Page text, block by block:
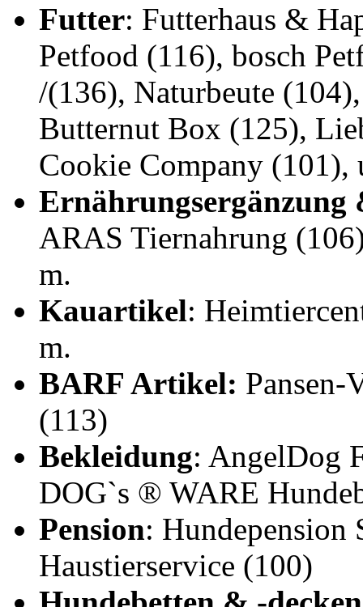
Futter: Futterhaus &
Petfood (116), bosch
/(136), Naturbeute
Butternut Box (125),
Cookie Company (101),
Ernährungsergänzung
ARAS Tiernahrung
m.
Kauartikel:
m.
BARF Artikel: Pansen-
(113)
Bekleidung: AngelDog
DOG`s ® WARE
Pension: Hundepension
Haustierservice (100)